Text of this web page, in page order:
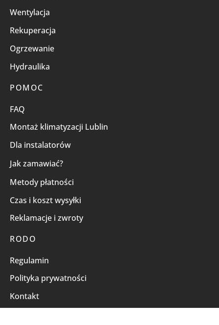
Wentylacja
Rekuperacja
Ogrzewanie
Hydraulika
POMOC
FAQ
Montaż klimatyzacji Lublin
Dla instalatorów
Jak zamawiać?
Metody płatności
Czas i koszt wysyłki
Reklamacje i zwroty
RODO
Regulamin
Polityka prywatności
Kontakt